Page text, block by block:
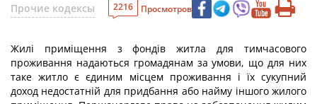
Прочие кодексы
2216 Просмотров
Жилі приміщення з фондів житла для тимчасового
проживання надаються громадянам за умови, що для них
таке житло є єдиним місцем проживання і їх сукупний
доход недостатній для придбання або найму іншого жилого